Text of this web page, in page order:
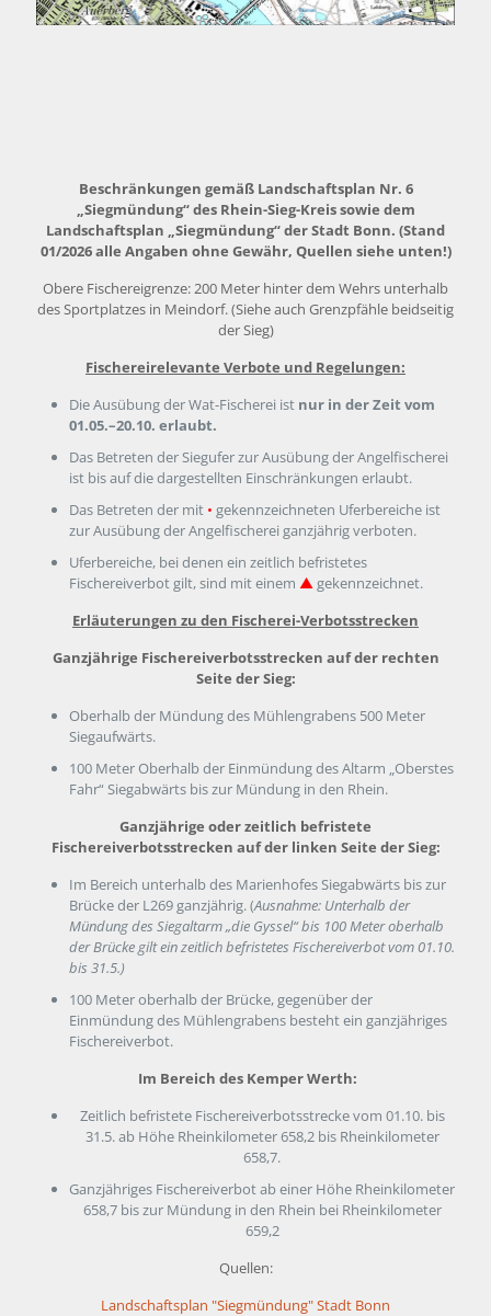
Beschränkungen gemäß Landschaftsplan Nr. 6
„Siegmündung“des Rhein-Sieg-Kreis sowie dem
Landschaftsplan „Siegmündung“ der Stadt Bonn. (Stand
01/2026 alle Angaben ohne Gewähr, Quellen siehe unten!)
Obere Fischereigrenze: 200 Meter hinter dem Wehrs unterhalb
des Sportplatzes in Meindorf. (Siehe auch Grenzpfähle beidseitig
der Sieg)
Fischereirelevante Verbote und Regelungen:
Die Ausübung der Wat-Fischerei ist nur in der Zeit vom
01.05.–20.10. erlaubt.
Das Betreten der Siegufer zur Ausübung der Angelfischerei
ist bis auf die dargestellten Einschränkungen erlaubt.
Das Betreten der mit • gekennzeichneten Uferbereiche ist
zur Ausübung der Angelfischerei ganzjährig verboten.
Uferbereiche, bei denen ein zeitlich befristetes
Fischereiverbot gilt, sind mit einem ▲gekennzeichnet.
Erläuterungen zu den Fischerei-Verbotsstrecken
Ganzjährige Fischereiverbotsstrecken auf der rechten
Seite der Sieg:
Oberhalb der Mündung des Mühlengrabens 500 Meter
Siegaufwärts.
100 Meter Oberhalb der Einmündung des Altarm „Oberstes
Fahr“ Siegabwärts bis zur Mündung in den Rhein.
Ganzjährige oder zeitlich befristete
Fischereiverbotsstrecken auf der linken Seite der Sieg:
Im Bereich unterhalb des Marienhofes Siegabwärts bis zur
Brücke der L269 ganzjährig. (Ausnahme: Unterhalb der
Mündung des Siegaltarm „die Gyssel“ bis 100 Meter oberhalb
der Brücke gilt ein zeitlich befristetes Fischereiverbot vom 01.10.
bis 31.5.)
100 Meter oberhalb der Brücke, gegenüber der
Einmündung des Mühlengrabens besteht ein ganzjähriges
Fischereiverbot.
Im Bereich des Kemper Werth:
Zeitlich befristete Fischereiverbotsstrecke vom 01.10. bis
31.5. ab Höhe Rheinkilometer 658,2 bis Rheinkilometer
658,7.
Ganzjähriges Fischereiverbot ab einer Höhe Rheinkilometer
658,7 bis zur Mündung in den Rhein bei Rheinkilometer
659,2
Quellen:
Landschaftsplan "Siegmündung" Stadt Bonn